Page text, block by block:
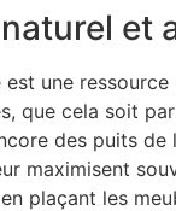
naturel et
est une
que cela soit
des puits de
maximisent
plaçant les